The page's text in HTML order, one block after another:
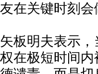
友在关键时刻会
矢板明夫表示
权在极短时间